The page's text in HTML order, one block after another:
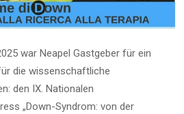
war Neapel Gastgeber für ein
die wissenschaftliche
den IX. Nationalen
„Down-Syndrom: von der